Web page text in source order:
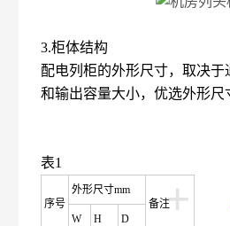
3.柜体结构
配电列柜的外形尺寸，取决
和输出容量大小，优选外形尺
表1
+
序号
外形尺寸mm
备注
W
H D